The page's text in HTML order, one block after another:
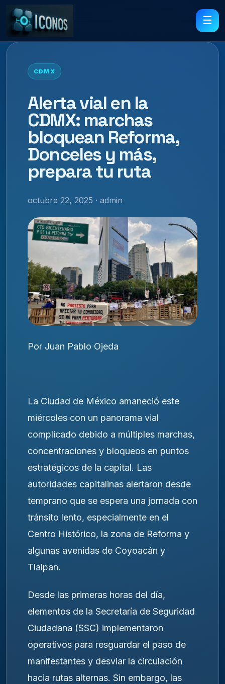
☰
CDMX
Alerta vial en la
CDMX: marchas
bloquean Reforma,
Donceles y más,
prepara tu ruta
octubre 22, 2025 · admin
Por Juan Pablo Ojeda
La Ciudad de México amaneció este
miércoles con un panorama vial
complicado debido a múltiples marchas,
concentraciones y bloqueos en puntos
estratégicos de la capital. Las
autoridades capitalinas alertaron desde
temprano que se espera una jornada con
tránsito lento, especialmente en el
Centro Histórico, la zona de Reforma y
algunas avenidas de Coyoacán y
Tlalpan.
Desde las primeras horas del día,
elementos de la Secretaría de Seguridad
Ciudadana (SSC) implementaron
operativos para resguardar el paso de
manifestantes y desviar la circulación
hacia rutas alternas. Sin embargo, las